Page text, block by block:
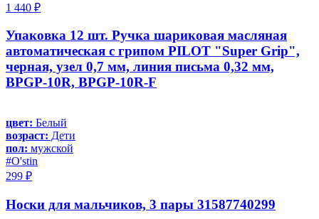
1 440 ₽
Упаковка 12 шт. Ручка шариковая масляная
автоматическая с грипом PILOT "Super Grip",
черная, узел 0,7 мм, линия письма 0,32 мм,
BPGP-10R, BPGP-10R-F
цвет: Белый
возраст: Дети
пол: мужской
#O'stin
299 ₽
Носки для мальчиков, 3 пары 31587740299